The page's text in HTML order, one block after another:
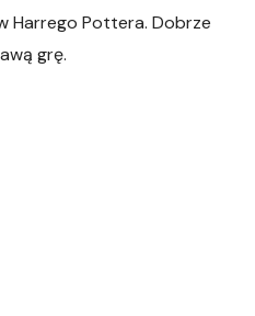
Harrego Pottera. Dobrze
grę.